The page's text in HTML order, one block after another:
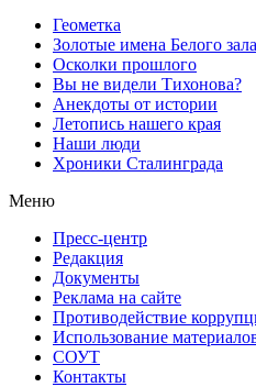
Геометка
Золотые имена Белого зала
Осколки прошлого
Вы не видели Тихонова?
Анекдоты от истории
Летопись нашего края
Наши люди
Хроники Сталинграда
Меню
Пресс-центр
Редакция
Документы
Реклама на сайте
Противодействие
Использование
СОУТ
Контакты